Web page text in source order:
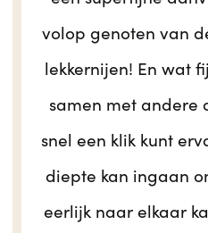
volop genoten van
lekkernijen! En wat
samen met andere
snel een klik kunt
diepte kan ingaan
eerlijk naar elkaar